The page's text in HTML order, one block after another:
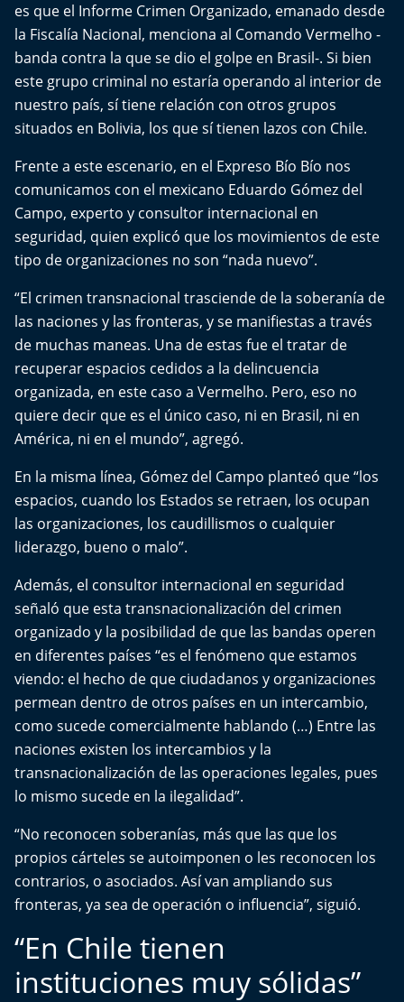
Deportes
Conexión Digital
La Ruta del Pulsar
Impacto Tecnológico
Sesiones Dieciocheras
Expreso PM
El Mejor País de Chile
Te invito a tomar once
Bío Bío en Ruta
Especiales
Chiche cuadra y su parrilla
Motorfem
Agenda Propia
Chile, Historia de 30 años
Carrera a La Moneda
Sello de raza
Trasnoche
Reto Inmobiliario
Punto de Encuentro
es que el Informe Crimen Organizado, emanado desde
la Fiscalía Nacional, menciona al Comando Vermelho -
banda contra la que se dio el golpe en Brasil-. Si bien
este grupo criminal no estaría operando al interior de
nuestro país, sí tiene relación con otros grupos
situados en Bolivia, los que sí tienen lazos con Chile.
Frente a este escenario, en el Expreso Bío Bío nos
comunicamos con el mexicano Eduardo Gómez del
Campo, experto y consultor internacional en
seguridad, quien explicó que los movimientos de este
tipo de organizaciones no son “nada nuevo”.
“El crimen transnacional trasciende de la soberanía de
las naciones y las fronteras, y se manifiestas a través
de muchas maneas. Una de estas fue el tratar de
recuperar espacios cedidos a la delincuencia
organizada, en este caso a Vermelho. Pero, eso no
quiere decir que es el único caso, ni en Brasil, ni en
América, ni en el mundo”, agregó.
En la misma línea, Gómez del Campo planteó que “los
espacios, cuando los Estados se retraen, los ocupan
las organizaciones, los caudillismos o cualquier
liderazgo, bueno o malo”.
Además, el consultor internacional en seguridad
señaló que esta transnacionalización del crimen
organizado y la posibilidad de que las bandas operen
en diferentes países “es el fenómeno que estamos
viendo: el hecho de que ciudadanos y organizaciones
permean dentro de otros países en un intercambio,
como sucede comercialmente hablando (…) Entre las
naciones existen los intercambios y la
transnacionalización de las operaciones legales, pues
lo mismo sucede en la ilegalidad”.
“No reconocen soberanías, más que las que los
propios cárteles se autoimponen o les reconocen los
contrarios, o asociados. Así van ampliando sus
fronteras, ya sea de operación o influencia”, siguió.
“En Chile tienen
instituciones muy sólidas”